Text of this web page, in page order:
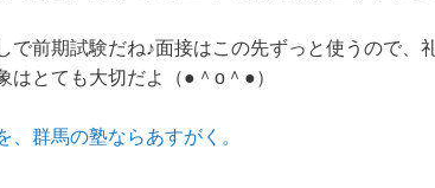
で前期試験だね♪面接はこの先ずっと使うので、
はとても大切だよ（●＾o＾●）
、群馬の塾ならあすがく。